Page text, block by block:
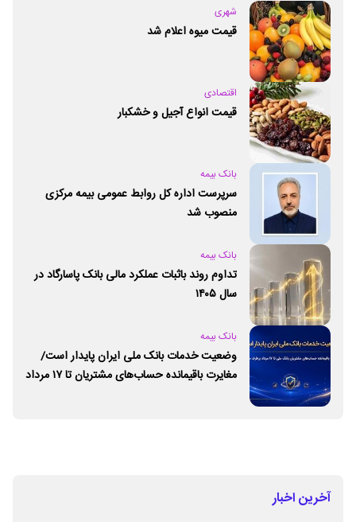
شهری
قیمت میوه اعلام شد
اقتصادی
قیمت انواع آجیل و خشکبار
بانک بیمه
سرپرست اداره کل روابط عمومی بیمه مرکزی
منصوب شد
بانک بیمه
تداوم روند باثبات عملکرد مالی بانک پاسارگاد در
سال ۱۴۰۵
بانک بیمه
وضعیت خدمات بانک ملی ایران پایدار است/
مغایرت‌ باقیمانده حساب‌های مشتریان تا ۱۷ مرداد
آخرین اخبار